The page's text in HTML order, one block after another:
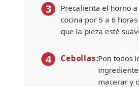
3
Precalienta el horno a
cocina por 5 a 6
que la pieza esté
4 Cebollas:Pon todos
macerar y